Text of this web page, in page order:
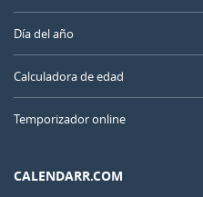
Día del año
Calculadora de edad
Temporizador online
CALENDARR.COM